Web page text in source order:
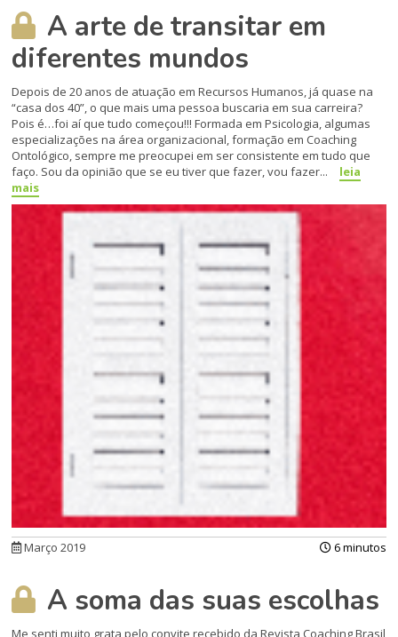
A arte de transitar em
diferentes mundos
Depois de 20 anos de atuação em Recursos Humanos, já quase na
“casa dos 40”, o que mais uma pessoa buscaria em sua carreira?
Pois é…foi aí que tudo começou!!! Formada em Psicologia, algumas
especializações na área organizacional, formação em Coaching
Ontológico, sempre me preocupei em ser consistente em tudo que
faço. Sou da opinião que se eu tiver que fazer, vou fazer...
leia
mais
Março 2019 6 minutos
A soma das suas escolhas
Me senti muito grata pelo convite recebido da Revista Coaching Brasil